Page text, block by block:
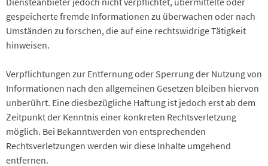
gespeicherte fremde Informationen zu überwachen oder nach
Umständen zu forschen, die auf eine rechtswidrige Tätigkeit
hinweisen.
Verpflichtungen zur Entfernung oder Sperrung der Nutzung von
Informationen nach den allgemeinen Gesetzen bleiben hiervon
unberührt. Eine diesbezügliche Haftung ist jedoch erst ab dem
Zeitpunkt der Kenntnis einer konkreten Rechtsverletzung
möglich. Bei Bekanntwerden von entsprechenden
Rechtsverletzungen werden wir diese Inhalte umgehend
entfernen.